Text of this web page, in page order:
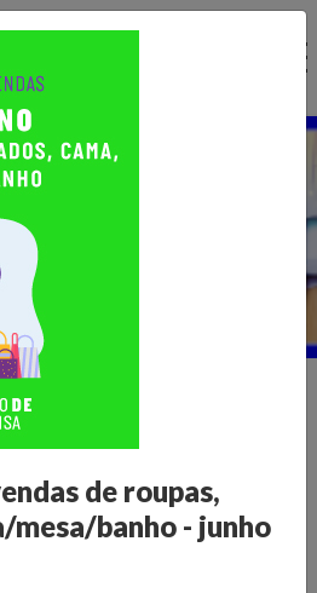
de Pesquisa
transformar o
Porto Alegre realiza
mais importantes para o
de roupas,
mesa/banho - junho